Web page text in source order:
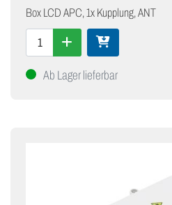
Box LCD APC, 1x Kupplung, ANT
Ab Lager lieferbar